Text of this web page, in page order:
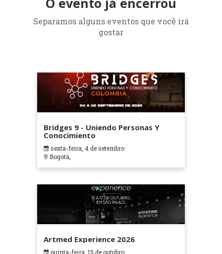
Separamos alguns eventos que você irá
gostar
Bridges 9 - Uniendo Personas Y
Conocimiento
sexta-feira, 4 de setembro
Bogotá,
Artmed Experience 2026
quinta-feira, 15 de outubro